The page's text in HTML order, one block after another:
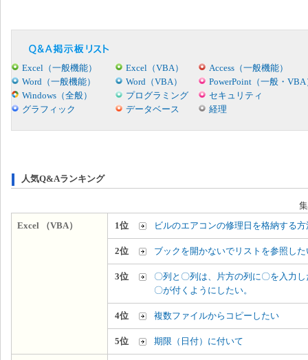
Excel（一般機能） Excel（VBA）
Access（一般機能）
Word（一般機能）
Word（VBA）
PowerPoint（一般・VBA
Windows（全般）
プログラミング
セキュリティ
グラフィック
データベース 経理
人気Q&Aランキング
Excel （VBA）
1位 ビルのエアコンの修理日を格納する方
2位 ブックを開かないでリストを参照した
3位
〇列と〇列は、片方の列に〇を入力
〇が付くようにしたい。
4位 複数ファイルからコピーしたい
5位 期限（日付）に付いて